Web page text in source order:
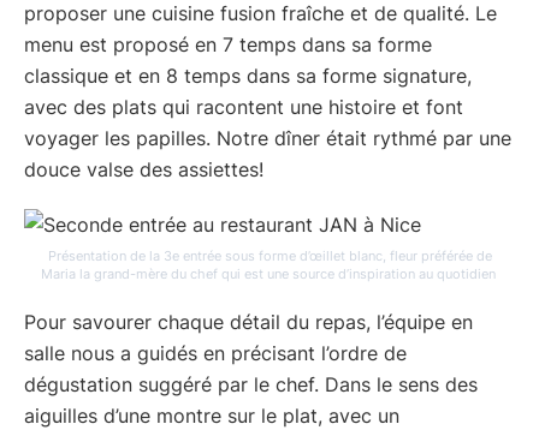
proposer une cuisine fusion fraîche et de qualité. Le
menu est proposé en 7 temps dans sa forme
classique et en 8 temps dans sa forme signature,
avec des plats qui racontent une histoire et font
voyager les papilles. Notre dîner était rythmé par une
douce valse des assiettes!
Présentation de la 3e entrée sous forme d’œillet blanc, fleur préférée de
Maria la grand-mère du chef qui est une source d’inspiration au quotidien
Pour savourer chaque détail du repas, l’équipe en
salle nous a guidés en précisant l’ordre de
dégustation suggéré par le chef. Dans le sens des
aiguilles d’une montre sur le plat, avec un